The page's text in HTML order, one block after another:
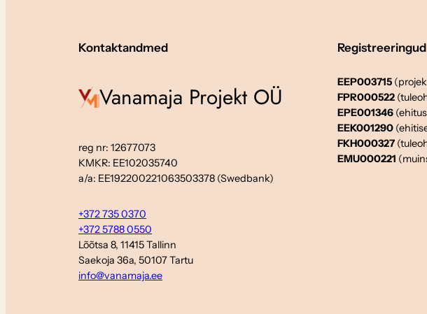
Kontaktandmed
Vanamaja Projekt OÜ
reg nr: 12677073
KMKR: EE102035740
a/a: EE192200221063503378 (Swedbank)
+372 735 0370
+372 5788 0550
Lõõtsa 8, 11415 Tallinn
Saekoja 36a, 50107 Tartu
info@vanamaja.ee
Registreeringud
EEP003715
FPR000522
EPE001346
EEK001290
FKH000327
EMU000221